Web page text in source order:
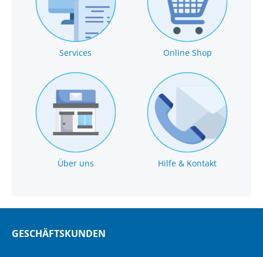
Services Online Shop
Über uns Hilfe & Kontakt
GESCHÄFTSKUNDEN